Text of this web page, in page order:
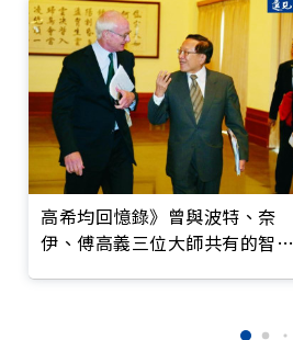
高希均回憶錄》曾與波特、奈
伊、傅高義三位大師共有的智慧